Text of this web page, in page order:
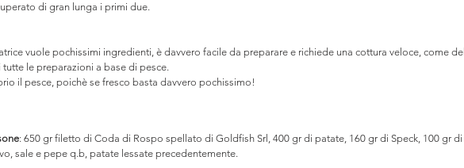
di gran lunga i primi due.
vuole pochissimi ingredienti, è davvero facile da preparare e richiede una cottura veloce, come del
le preparazioni a base di pesce.
il pesce, poichè se fresco basta davvero pochissimo!
: 650 gr filetto di Coda di Rospo spellato di Goldfish Srl, 400 gr di patate, 160 gr di Speck, 100 gr di
sale e pepe q.b, patate lessate precedentemente.